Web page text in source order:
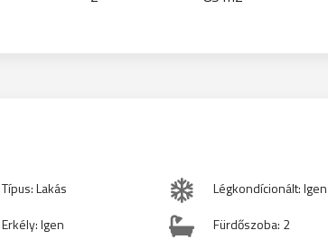
Típus: Lakás
Légkondícionált: Igen
Erkély: Igen
Fürdőszoba: 2